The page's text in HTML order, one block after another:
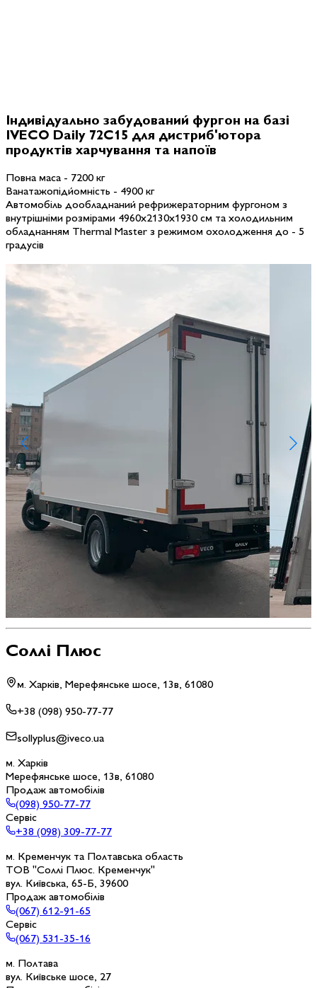
Індивідуально забудований фургон на базі
IVECO Daily 72C15 для дистриб'ютора
продуктів харчування та напоїв
Повна маса - 7200 кг
Ванатажопідйомність - 4900 кг
Автомобіль дообладнаний рефрижераторним фургоном з
внутрішніми розмірами 4960х2130х1930 см та холодильним
обладнанням Thermal Master з режимом охолодження до - 5
градусів
Соллі Плюс
м. Харків, Мерефянське шосе, 13в, 61080
+38 (098) 950-77-77
sollyplus@iveco.ua
м. Харків
Мерефянське шосе, 13в, 61080
Продаж автомобілів
(098) 950-77-77
Сервіс
+38 (098) 309-77-77
м. Кременчук та Полтавська область
ТОВ "Соллі Плюс. Кременчук"
вул. Київська, 65-Б, 39600
Продаж автомобілів
(067) 612-91-65
Сервіс
(067) 531-35-16
м. Полтава
вул. Київське шосе, 27